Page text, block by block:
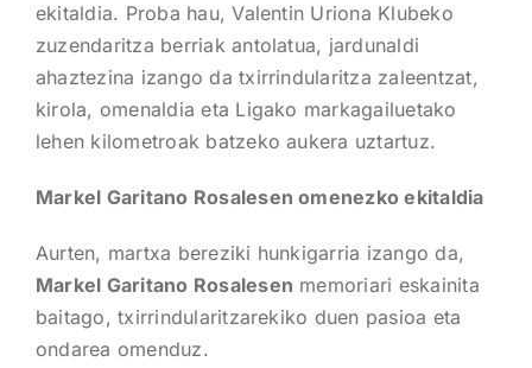
ekitaldia. Proba hau, Valentin Uriona Klubeko
zuzendaritza berriak antolatua, jardunaldi
ahaztezina izango da txirrindularitza zaleentzat,
kirola, omenaldia eta Ligako markagailuetako
lehen kilometroak batzeko aukera uztartuz.
Markel Garitano Rosalesen omenezko ekitaldia
Aurten, martxa bereziki hunkigarria izango da,
Markel Garitano Rosalesen memoriari eskainita
baitago, txirrindularitzarekiko duen pasioa eta
ondarea omenduz.